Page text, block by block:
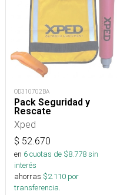
OD310702BA
Pack Seguridad y
Rescate
Xped
$ 52.670
en 6cuotas de $8.778sin
interés
ahorras $2.110 por
transferencia.